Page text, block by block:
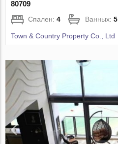
80709
Спален:4 Ванных:5
Town & Country Property Co., Ltd